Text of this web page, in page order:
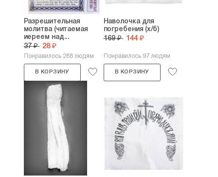
Разрешительная
молитва (читаемая
иереем над...
37 ₽ 28 ₽
Понравилось 288 людям
В КОРЗИНУ
Наволочка для
погребения (х/б)
169 ₽ 144 ₽
Понравилось 97 людям
В КОРЗИНУ